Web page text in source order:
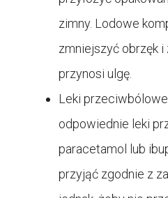
zimny. Lodowe
zmniejszyć obrzęk
przynosi ulgę.
Leki
odpowiednie leki
paracetamol lub
przyjąć zgodnie z